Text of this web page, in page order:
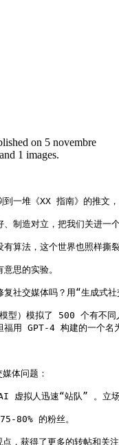
on 5 novembre
1 images.
到一堆《XX 指南》的推
制造对立，把我们关进一
算法，这个世界也照样
思的实验。
社交媒体吗？用“生成
型）模拟了 500 个有不
坦福用 GPT-4 构建的一
体问题：
虚拟人迅速“站队” 。立
80% 的粉丝。
，获得了更多的转帖和关